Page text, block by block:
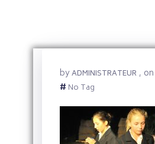
byADMINISTRATEUR , on
# No Tag